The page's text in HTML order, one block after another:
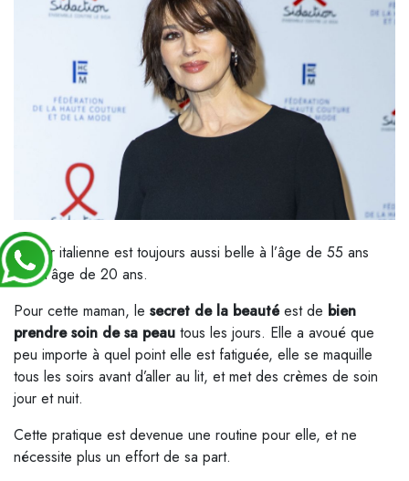
La star italienne est toujours aussi belle à l’âge de 55 ans
qu’à l’âge de 20 ans.
Pour cette maman, le secret de la beautéest de bien
prendre soin de sa peau tous les jours. Elle a avoué que
peu importe à quel point elle est fatiguée, elle se maquille
tous les soirs avant d’aller au lit, et met des crèmes de soin
jour et nuit.
Cette pratique est devenue une routine pour elle, et ne
nécessite plus un effort de sa part.